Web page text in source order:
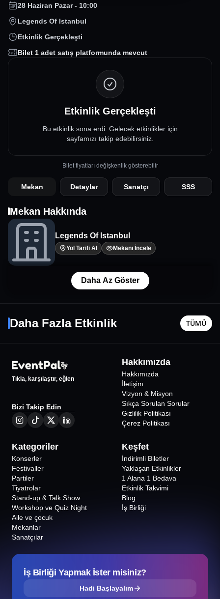
28 Haziran Pazar - 10:00
Legends Of Istanbul
Etkinlik Gerçekleşti
Bilet 1 adet satış platformunda mevcut
Etkinlik Gerçekleşti
Bu etkinlik sona erdi. Gelecek etkinlikler için
sayfamızı takip edebilirsiniz.
Bilet fiyatları değişkenlik gösterebilir
Mekan Detaylar Sanatçı SSS
Mekan Hakkında
Legends Of Istanbul
Yol Tarifi Al Mekanı İncele
Daha Az Göster
Daha Fazla Etkinlik TÜMÜ
İstanbul
Ankaworkshop
8
İstanbul
Tıkla, karşılaştır, eğlen
Bizi Takip Edin
Hakkımızda
Hakkımızda
İletişim
Vizyon & Misyon
Sıkça Sorulan Sorular
Gizlilik Politikası
Çerez Politikası
Kategoriler
Konserler
Festivaller
Partiler
Tiyatrolar
Stand-up & Talk Show
Workshop ve Quiz Night
Aile ve çocuk
Mekanlar
Sanatçılar
Keşfet
İndirimli Biletler
Yaklaşan Etkinlikler
1 Alana 1 Bedava
Etkinlik Takvimi
Blog
İş Birliği
İş Birliği Yapmak İster misiniz?
Hadi Başlayalım